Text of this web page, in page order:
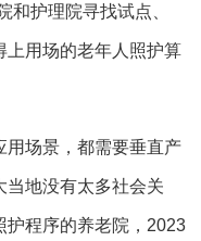
和护理院寻找试点、
上用场的老年人照护算
用场景，都需要垂直产
当地没有太多社会关
护程序的养老院，2023